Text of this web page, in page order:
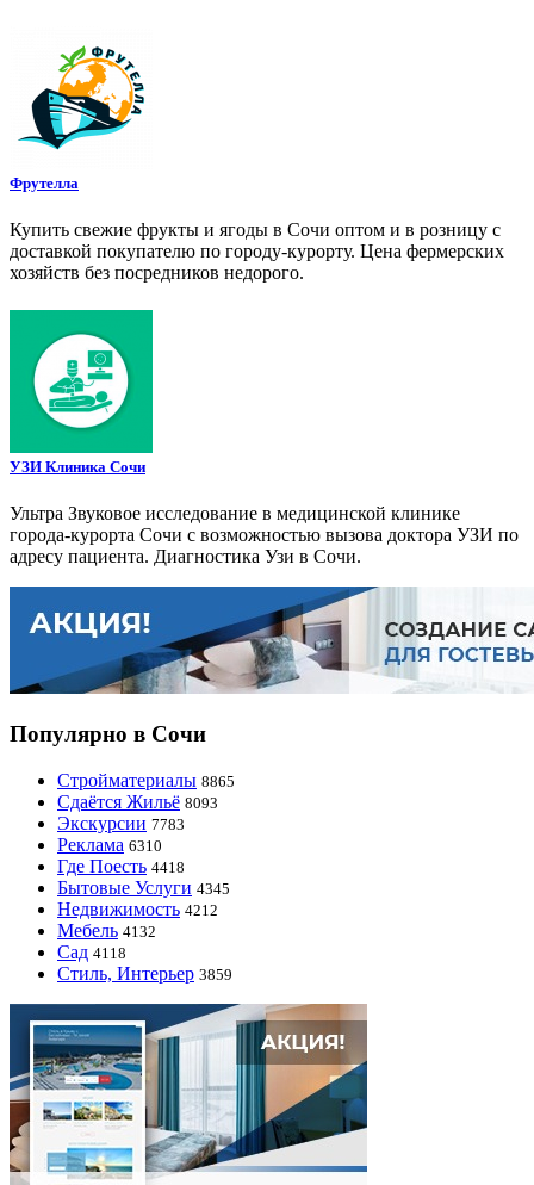
Фрутелла
Купить свежие фрукты и ягоды в Сочи оптом и в розницу с
доставкой покупателю по городу-курорту. Цена фермерских
хозяйств без посредников недорого.
УЗИ Клиника Сочи
Ультра Звуковое исследование в медицинской клинике
города-курорта Сочи с возможностью вызова доктора УЗИ по
адресу пациента. Диагностика Узи в Сочи.
Популярно в Сочи
Стройматериалы 8865
Сдаётся Жильё 8093
Экскурсии 7783
Реклама 6310
Где Поесть 4418
Бытовые Услуги 4345
Недвижимость 4212
Мебель 4132
Сад 4118
Стиль, Интерьер 3859